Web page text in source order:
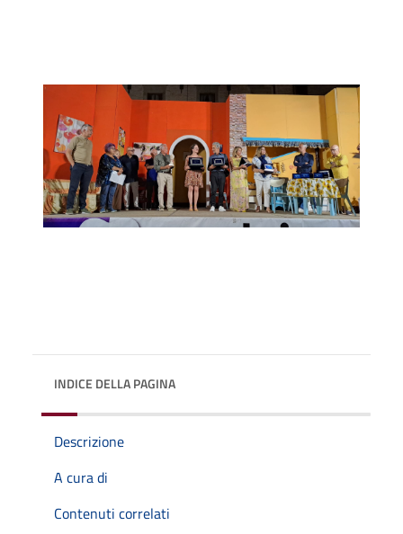
INDICE DELLA PAGINA
Descrizione
A cura di
Contenuti correlati